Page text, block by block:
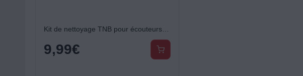
Kit de nettoyage TNB pour écouteurs sans fil
9,99€